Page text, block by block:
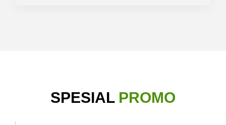
SPESIAL PROMO